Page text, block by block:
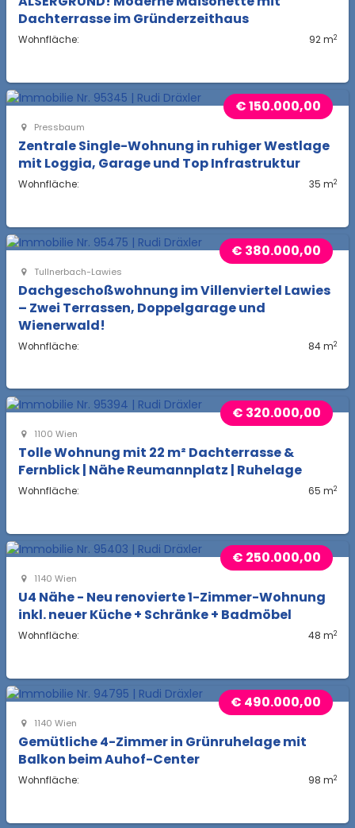
Dachterrasse im Gründerzeithaus
Wohnfläche: 92 m2
€ 150.000,00
Pressbaum
Zentrale Single-Wohnung in ruhiger Westlage
mit Loggia, Garage und Top Infrastruktur
Wohnfläche: 35 m2
€ 380.000,00
Tullnerbach-Lawies
Dachgeschoßwohnung im Villenviertel Lawies
– Zwei Terrassen, Doppelgarage und
Wienerwald!
Wohnfläche: 84 m2
€ 320.000,00
1100 Wien
Tolle Wohnung mit 22 m² Dachterrasse &
Fernblick | Nähe Reumannplatz | Ruhelage
Wohnfläche: 65 m2
€ 250.000,00
1140 Wien
U4 Nähe - Neu renovierte 1-Zimmer-Wohnung
inkl. neuer Küche + Schränke + Badmöbel
Wohnfläche: 48 m2
€ 490.000,00
1140 Wien
Gemütliche 4-Zimmer in Grünruhelage mit
Balkon beim Auhof-Center
Wohnfläche: 98 m2